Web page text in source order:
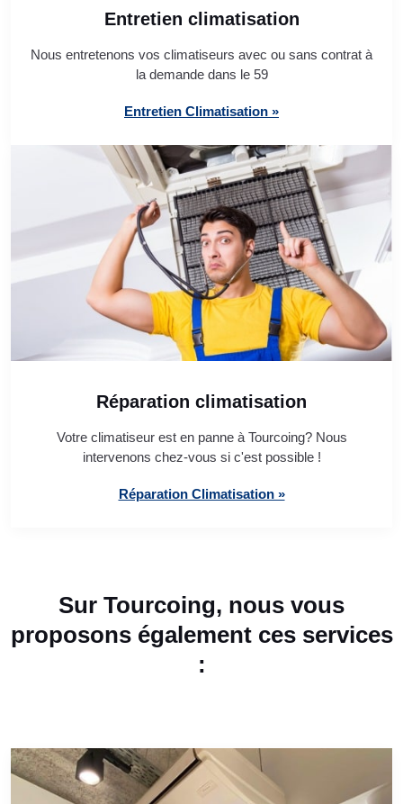
Entretien climatisation
Nous entretenons vos climatiseurs avec ou sans contrat à
la demande dans le 59
Entretien Climatisation »
Réparation climatisation
Votre climatiseur est en panne à Tourcoing? Nous
intervenons chez-vous si c'est possible !
Réparation Climatisation »
Sur Tourcoing, nous vous
proposons également ces services
: